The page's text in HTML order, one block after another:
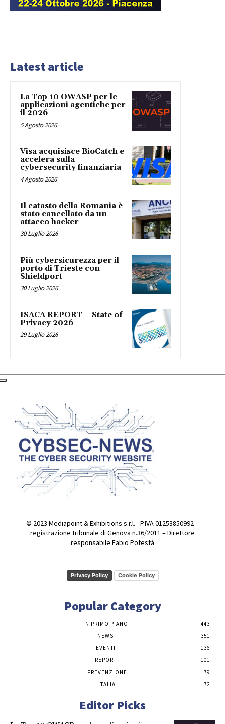
Latest article
La Top 10 OWASP per le
applicazioni agentiche per
il 2026
5 Agosto 2026
Visa acquisisce BioCatch e
accelera sulla
cybersecurity finanziaria
4 Agosto 2026
Il catasto della Romania è
stato cancellato da un
attacco hacker
30 Luglio 2026
Più cybersicurezza per il
porto di Trieste con
Shieldport
30 Luglio 2026
ISACA REPORT – State of
Privacy 2026
29 Luglio 2026
© 2023 Mediapoint & Exhibitions s.r.l. - P.IVA 01253850992 –
registrazione tribunale di Genova n.36/2011 – Direttore
responsabile Fabio Potestà
Privacy Policy Cookie Policy
Popular Category
IN PRIMO PIANO
443
NEWS
351
EVENTI
136
REPORT
101
PREVENZIONE
79
ITALIA
72
Editor Picks